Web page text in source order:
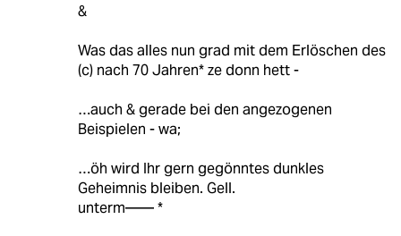
&
Was das alles nun grad mit dem Erlöschen des
(c) nach 70 Jahren* ze donn hett -
…auch & gerade bei den angezogenen
Beispielen - wa;
…öh wird Ihr gern gegönntes dunkles
Geheimnis bleiben. Gell.
unterm—— *